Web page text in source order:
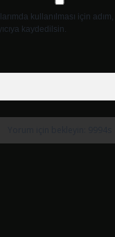
kullanılması için
kaydedilsin.